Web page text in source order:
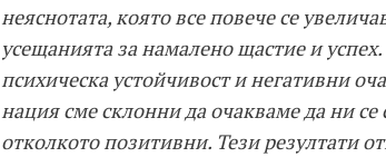
неяснотата, която все повече се
усещанията за намалено щастие и
психическа устойчивост и негативни
нация сме склонни да очакваме да ни
отколкото позитивни. Тези резултати